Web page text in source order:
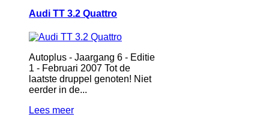
Audi TT 3.2 Quattro
Autoplus - Jaargang 6 - Editie
1 - Februari 2007 Tot de
laatste druppel genoten! Niet
eerder in de...
Lees meer